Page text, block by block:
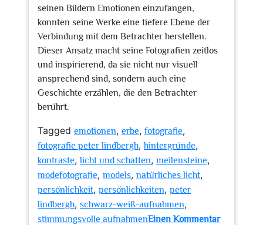
seinen Bildern Emotionen einzufangen,
konnten seine Werke eine tiefere Ebene der
Verbindung mit dem Betrachter herstellen.
Dieser Ansatz macht seine Fotografien zeitlos
und inspirierend, da sie nicht nur visuell
ansprechend sind, sondern auch eine
Geschichte erzählen, die den Betrachter
berührt.
Tagged emotionen, erbe, fotografie,
fotografie peter lindbergh,hintergründe,
kontraste,licht und schatten, meilensteine,
modefotografie, models, natürliches licht,
persönlichkeit, persönlichkeiten, peter
lindbergh, schwarz-weiß-aufnahmen,
stimmungsvolle aufnahmenEinen Kommentar